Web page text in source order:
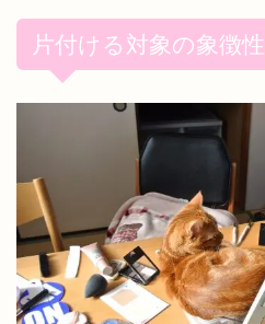
片付ける対象の象徴性